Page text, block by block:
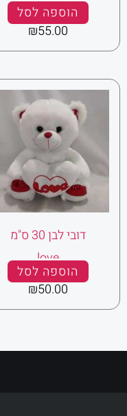
הוספה לסל
₪55.00
דובי לבן 30 ס"מ
love
הוספה לסל
₪50.00